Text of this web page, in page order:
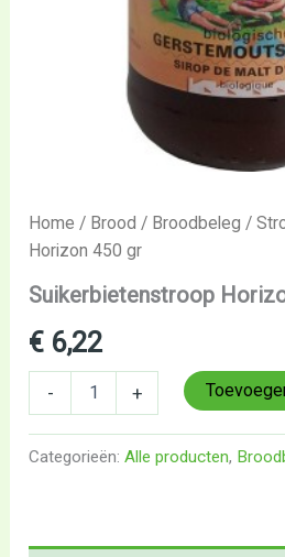
Home / Brood / Broodbeleg /
Horizon 450 gr
Suikerbietenstroop
€ 6,22
- +
Categorieën:Alle producten,